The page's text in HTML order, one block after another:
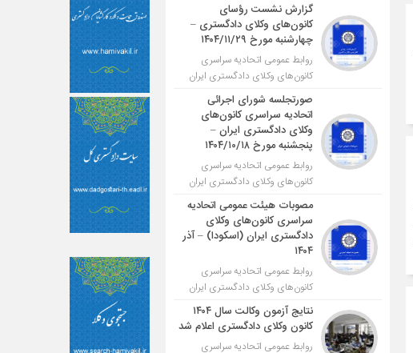
گزارش نشست رؤسای
کانون‌های وکلای دادگستری –
چهارشنبه مورخ ۱۴۰۴/۱۱/۲۹
روابط عمومی اتحادیه سراسری
کانون‌های وکلای دادگستری ایران
صورتجلسه شورای اجرائی
اتحادیه سراسری کانون‌های
وکلای دادگستری ایران –
پنجشنبه مورخ ۱۴۰۴/۱۰/۱۸
روابط عمومی اتحادیه سراسری
کانون‌های وکلای دادگستری ایران
مصوبات هیئت عمومی اتحادیه
سراسری کانون‌های وکلای
دادگستری ایران (اسکودا) – آذر
۱۴۰۴
روابط عمومی اتحادیه سراسری
کانون‌های وکلای دادگستری ایران
نتایج آزمون وکالت سال ۱۴۰۴
کانون وکلای دادگستری اعلام شد
روابط عمومی اتحادیه سراسری